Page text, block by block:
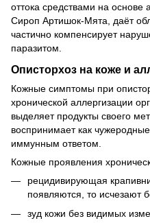
оттока средствами на основе
Сироп Артишок-Мята, даёт
частично компенсирует
паразитом.
Описторхоз на коже и
Кожные симптомы при
хронической аллергизации
выделяет продукты своего
воспринимает как
иммунным ответом.
Кожные проявления
рецидивирующая
появляются, то исчезают
зуд кожи без видимых